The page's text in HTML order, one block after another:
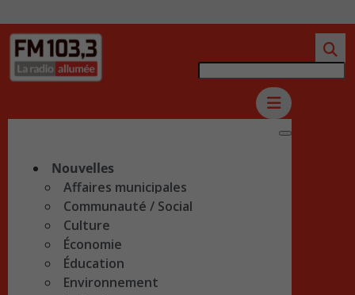
Nouvelles
Affaires municipales
Communauté / Social
Culture
Économie
Éducation
Environnement